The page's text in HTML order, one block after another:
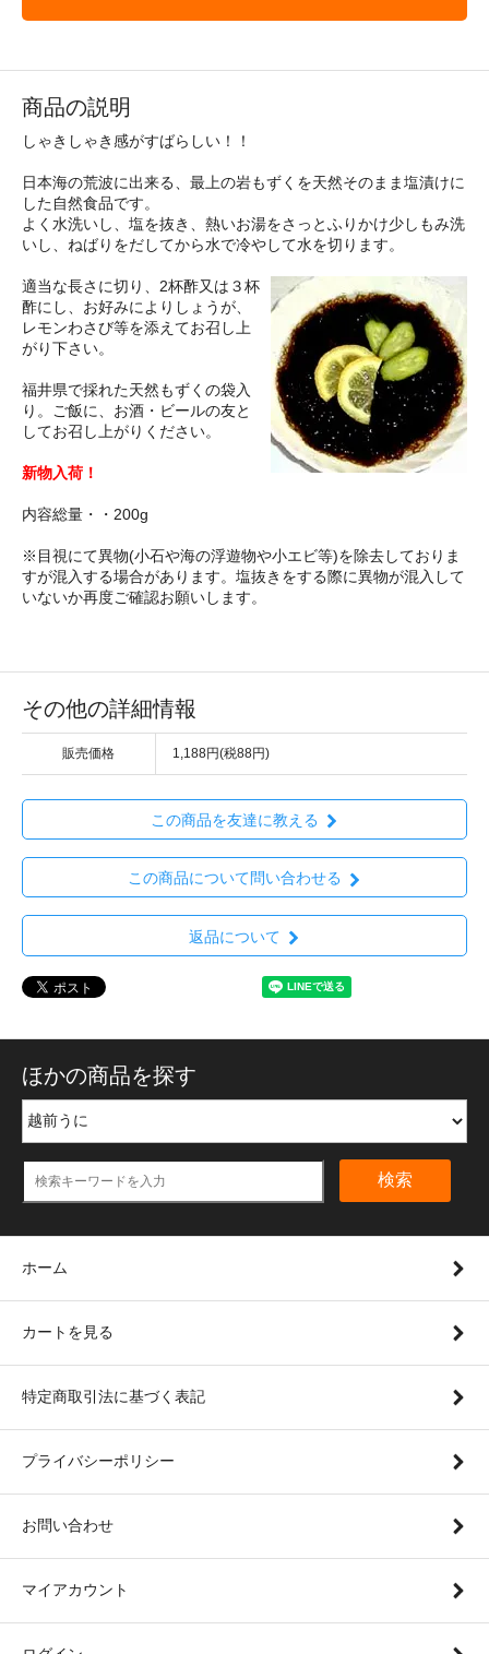
商品の説明
しゃきしゃき感がすばらしい！！
日本海の荒波に出来る、最上の岩もずくを天然そのまま塩漬けに
した自然食品です。
よく水洗いし、塩を抜き、熱いお湯をさっとふりかけ少しもみ洗
いし、ねばりをだしてから水で冷やして水を切ります。
適当な長さに切り、2杯酢又は３杯
酢にし、お好みによりしょうが、
レモンわさび等を添えてお召し上
がり下さい。
福井県で採れた天然もずくの袋入
り。ご飯に、お酒・ビールの友と
してお召し上がりください。
新物入荷！
内容総量・・200g
※目視にて異物(小石や海の浮遊物や小エビ等)を除去しておりま
すが混入する場合があります。塩抜きをする際に異物が混入して
いないか再度ご確認お願いします。
その他の詳細情報
販売価格 1,188円(税88円)
この商品を友達に教える
この商品について問い合わせる
返品について
ほかの商品を探す
検索
ホーム
カートを見る
特定商取引法に基づく表記
プライバシーポリシー
お問い合わせ
マイアカウント